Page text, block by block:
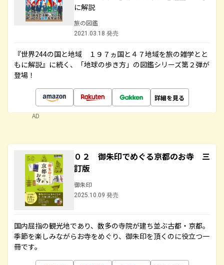
に解説
旅の図鑑
2021.03.18 発売
『世界244の国と地域 １９７ヵ国と４７地域を旅の雑学とと
もに解説』に続く、「地球の歩き方」の図鑑シリーズ第２弾が
登場！
詳細を見る
AD
０２ 御朱印でめぐる京都のお寺 三
訂版
御朱印
2025.10.09 発売
国内屈指の観光地であり、数多の寺院が建ち並ぶ古都・京都。
季節を楽しみながらお寺をめぐり、御朱印を頂くのに役立つ一
冊です。